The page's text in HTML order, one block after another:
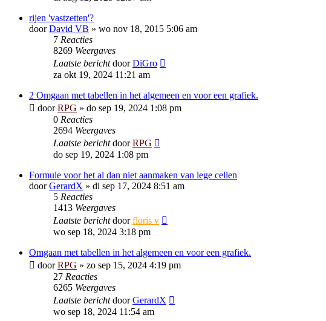
rijen 'vastzetten'?
doorDavid VB » wo nov 18, 2015 5:06 am
7 Reacties
8269 Weergaves
Laatste berichtdoorDiGro
za okt 19, 2024 11:21 am
2 Omgaan met tabellen in het algemeen en voor een grafiek.
doorRPG » do sep 19, 2024 1:08 pm
0 Reacties
2694 Weergaves
Laatste berichtdoorRPG
do sep 19, 2024 1:08 pm
Formule voor het al dan niet aanmaken van lege cellen
doorGerardX » di sep 17, 2024 8:51 am
5 Reacties
1413 Weergaves
Laatste berichtdoorfloris v
wo sep 18, 2024 3:18 pm
Omgaan met tabellen in het algemeen en voor een grafiek.
doorRPG » zo sep 15, 2024 4:19 pm
27 Reacties
6265 Weergaves
Laatste berichtdoorGerardX
wo sep 18, 2024 11:54 am